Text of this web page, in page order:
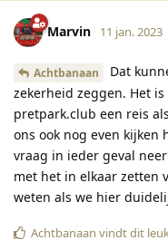
Marvin 11 jan. 2023
Achtbanaan
Dat
zekerheid zeggen. Het
pretpark.club een reis
ons ook nog even kijken
vraag in ieder geval
met het in elkaar zetten
weten als we hier
Achtbanaan vindt dit